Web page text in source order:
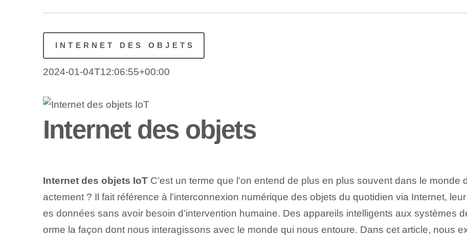
INTERNET DES OBJETS
2024-01-04T12:06:55+00:00
Internet des objets
Internet des objets IoTC’est un terme que l’on entend de plus en plus souvent dans le monde
actement ? Il fait référence à l'interconnexion numérique⁢ des objets du quotidien via Internet⁣,
es données sans avoir besoin⁢ d'intervention humaine. Des appareils intelligents aux systèmes
orme la façon dont nous interagissons avec le monde qui nous entoure. Dans cet article, nous